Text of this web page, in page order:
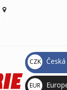
CZK
Kč
EUR